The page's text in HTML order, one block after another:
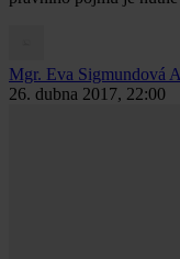
Mgr. Eva Sigmundová
26. dubna 2017, 22:00